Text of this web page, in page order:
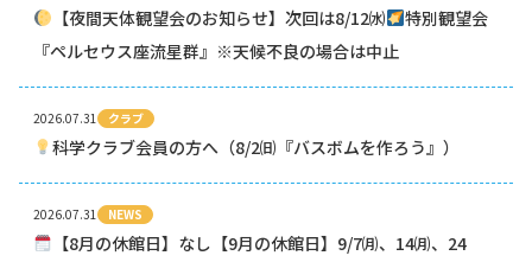
【夜間天体観望会のお知らせ】次回は8/12㈬
特別観望会
『ペルセウス座流星群』※天候不良の場合は中止
2026.07.31 クラブ
科学クラブ会員の方へ（8/2㈰『バスボムを作ろう』）
2026.07.31 NEWS
【8月の休館日】なし【9月の休館日】9/7㈪、14㈪、24